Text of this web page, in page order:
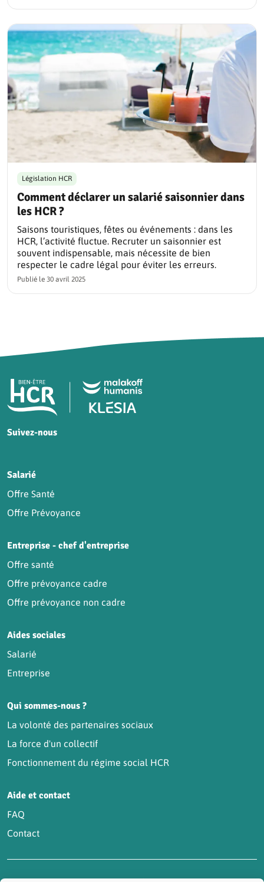
Comment déclarer un salarié saisonnier dans
les HCR ?
Législation HCR
Saisons touristiques, fêtes ou événements : dans les
HCR, l’activité fluctue. Recruter un saisonnier est
souvent indispensable, mais nécessite de bien
respecter le cadre légal pour éviter les erreurs.
Publié le 30 avril 2025
Pied de page HCR Bien-Être
Suivez-nous
Salarié
Offre Santé
Offre Prévoyance
Entreprise - chef d'entreprise
Offre santé
Offre prévoyance cadre
Offre prévoyance non cadre
Aides sociales
Salarié
Entreprise
Qui sommes-nous ?
La volonté des partenaires sociaux
La force d'un collectif
Fonctionnement du régime social HCR
Aide et contact
FAQ
Contact